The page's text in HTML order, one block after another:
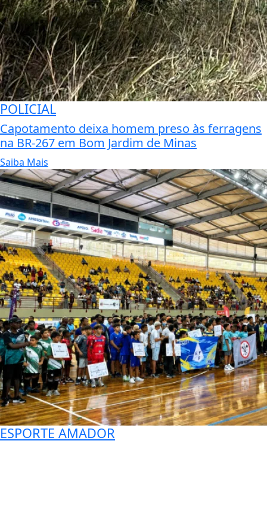
POLICIAL
Capotamento deixa homem preso às ferragens
na BR-267 em Bom Jardim de Minas
Saiba Mais
ESPORTE AMADOR